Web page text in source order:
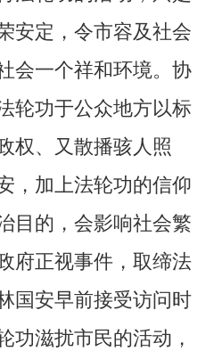
安定，令市容及社会
会一个祥和环境。协
轮功于公众地方以标
权、又散播骇人照
，加上法轮功的信仰
目的，会影响社会繁
府正视事件，取缔法
国安早前接受访问时
功滋扰市民的活动，